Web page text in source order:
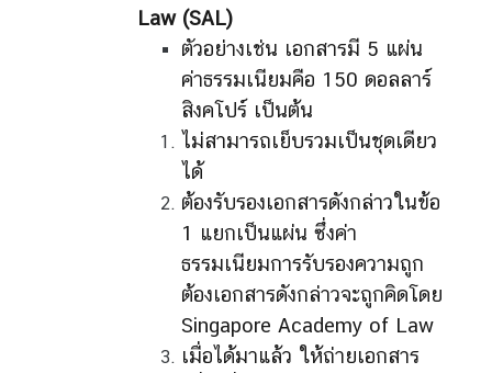
Law (SAL)
ตัวอย่างเช่น เอกสารมี 5 แผ่น
ค่าธรรมเนียมคือ 150 ดอลลาร์
สิงคโปร์ เป็นต้น
ไม่สามารถเย็บรวมเป็นชุดเดียว
ได้
ต้องรับรองเอกสารดังกล่าวในข้อ
1 แยกเป็นแผ่น ซึ่งค่า
ธรรมเนียมการรับรองความถูก
ต้องเอกสารดังกล่าวจะถูกคิดโดย
Singapore Academy of Law
เมื่อได้มาแล้ว ให้ถ่ายเอกสาร